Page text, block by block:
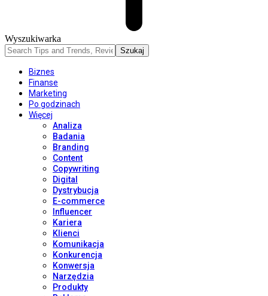
Wyszukiwarka
Biznes
Finanse
Marketing
Po godzinach
Więcej
Analiza
Badania
Branding
Content
Copywriting
Digital
Dystrybucja
E-commerce
Influencer
Kariera
Klienci
Komunikacja
Konkurencja
Konwersja
Narzędzia
Produkty